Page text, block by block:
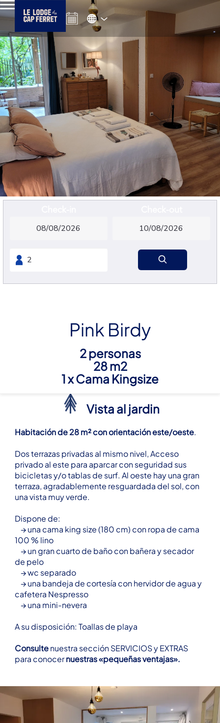
Pink Birdy
2 personas
28 m2
1 x Cama Kingsize
Vista al jardin
Habitación de 28 m² con orientación este/oeste.
Dos terrazas privadas al mismo nivel, Acceso
privado al este para aparcar con seguridad sus
bicicletas y/o tablas de surf. Al oeste hay una gran
terraza, agradablemente resguardada del sol, con
una vista muy verde.
Dispone de:
→ una cama king size (180 cm) con ropa de cama
100 % lino
→ un gran cuarto de baño con bañera y secador
de pelo
→ wc separado
→ una bandeja de cortesía con hervidor de agua y
cafetera Nespresso
→ una mini-nevera
A su disposición: Toallas de playa
Consultenuestra sección SERVICIOS y EXTRAS
para conocernuestras «pequeñas ventajas».